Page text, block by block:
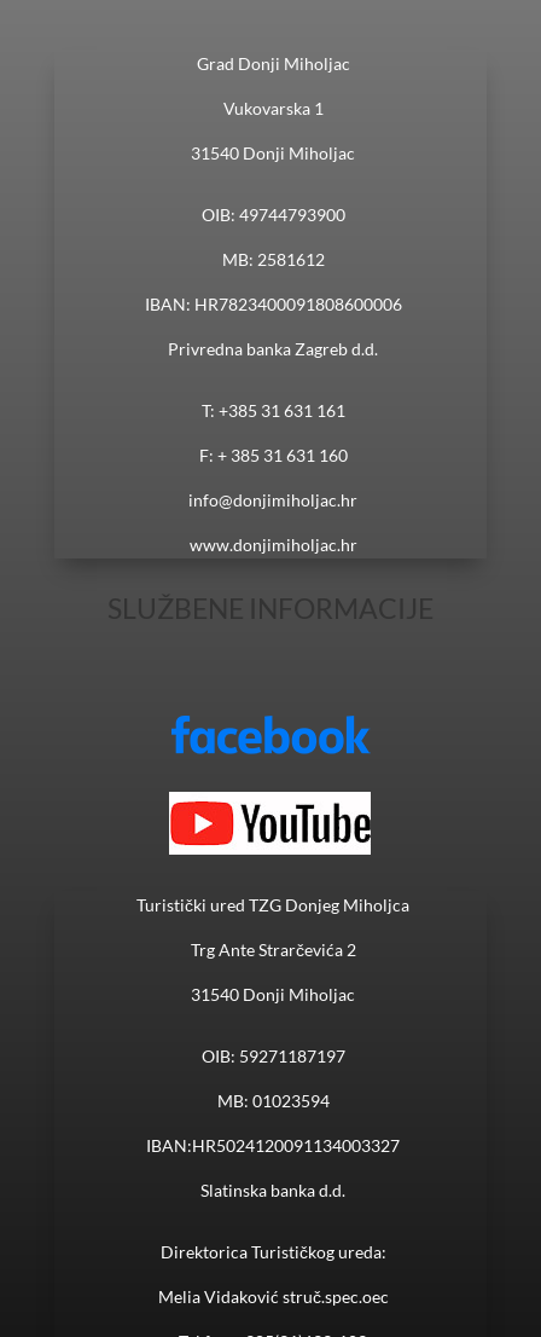
Grad Donji Miholjac
Vukovarska 1
31540 Donji Miholjac
OIB: 49744793900
MB: 2581612
IBAN: HR7823400091808600006
Privredna banka Zagreb d.d.
T: +385 31 631 161
F: + 385 31 631 160
info@donjimiholjac.hr
www.donjimiholjac.hr
SLUŽBENE INFORMACIJE
Turistički ured TZG Donjeg Miholjca
Trg Ante Strarčevića 2
31540 Donji Miholjac
OIB: 59271187197
MB: 01023594
IBAN:HR5024120091134003327
Slatinska banka d.d.
Direktorica Turističkog ureda:
Melia Vidaković struč.spec.oec